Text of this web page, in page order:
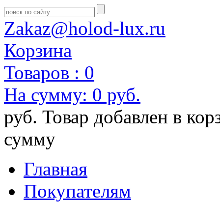
Zakaz@holod-lux.ru
Корзина
Товаров : 0
На сумму: 0 руб.
руб. Товар добавлен в
сумму
Главная
Покупателям